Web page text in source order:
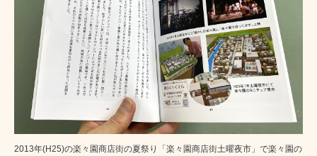
2013年(H25)の楽々園商店街の夏祭り「楽々園商店街土曜夜市」で楽々園の